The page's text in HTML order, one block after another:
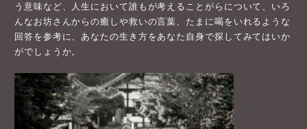
う意味など、人生において誰もが考えることがらについて、いろ
んなお坊さんからの癒しや救いの言葉、たまに喝をいれるような
回答を参考に、あなたの生き方をあなた自身で探してみてはいか
がでしょうか。